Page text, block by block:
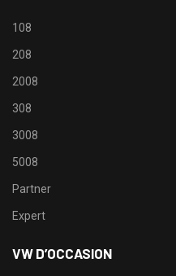
108
208
2008
308
3008
5008
Partner
Expert
VW D’OCCASION